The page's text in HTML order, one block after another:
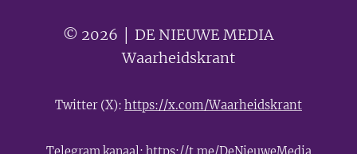
© 2026 │ DE NIEUWE MEDIA 🟣
Waarheidskrant
Twitter (X): https://x.com/Waarheidskrant